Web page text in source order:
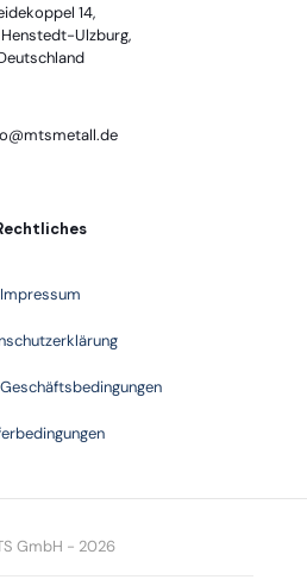
14,
Ulzburg,
Impressum
GmbH - 2026